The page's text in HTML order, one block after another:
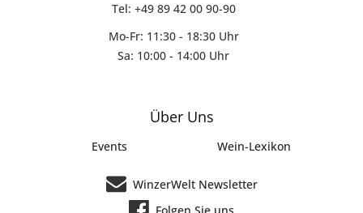
Tel: +49 89 42 00 90-90
Mo-Fr: 11:30 - 18:30 Uhr
Sa: 10:00 - 14:00 Uhr
Über Uns
Events Wein-Lexikon
WinzerWelt Newsletter